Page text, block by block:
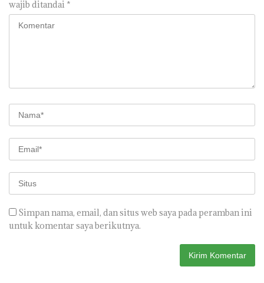
wajib ditandai *
Simpan nama, email, dan situs web saya pada peramban ini
untuk komentar saya berikutnya.